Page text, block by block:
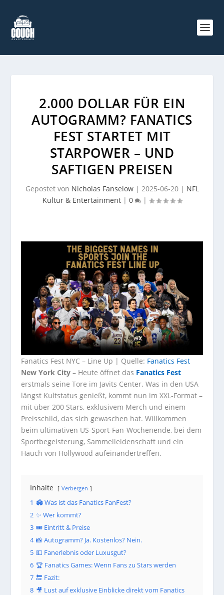
2.000 DOLLAR FÜR EIN
AUTOGRAMM? FANATICS
FEST STARTET MIT
STARPOWER – UND
SAFTIGEN PREISEN
Gepostet von Nicholas Fanselow| 2025-06-20| NFL
Kultur & Entertainment| 0 |
Fanatics Fest NYC – Line Up | Quelle: Fanatics Fest
New York City – Heute öffnet das Fanatics Fest
erstmals seine Tore im Javits Center. Was in den USA
längst Kultstatus genießt, kommt nun im XXL-Format –
mit über 200 Stars, exklusivem Merch und einem
Preisschild, das sich gewaschen hat. Willkommen
beim ultimativen US-Sport-Fan-Wochenende, bei dem
Sportbegeisterung, Sammelleidenschaft und ein
Hauch von Hollywood aufeinandertreffen.
Inhalte Verbergen
1 🏟️ Was ist das Fanatics FanFest?
2 ✨ Wer kommt?
3 🎟️ Eintritt & Preise
4 📸 Autogramm? Ja. Kostenlos? Nein.
5 💵 Fanerlebnis oder Luxusgut?
6 🏆 Fanatics Games: Wenn Fans zu Stars werden
7 🔚 Fazit:
8 🎥 Lust auf exklusive Einblicke direkt vom Fanatics